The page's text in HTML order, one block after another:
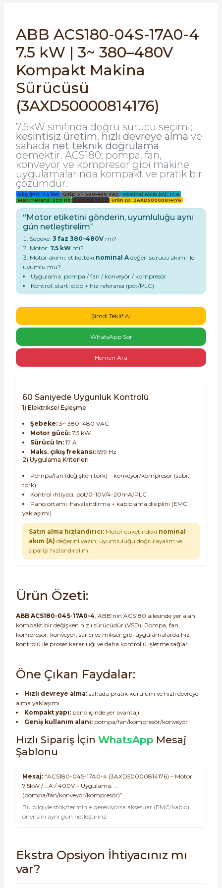
Şalterleri
Yol Vericiler
Pako Şalterler
SIMATIC TIA PORTAL HMI Yazılımları
SIMATIC Yazılım Paketleri
SIRIUS SAFETY
WinCC Unified Runtime Yazılımları
ABB ACS180-04S-17A0-4
7.5 kW | 3~ 380–480V
Kompakt Makina
Sürücüsü
(3AXD50000814176)
7.5kW sınıfında doğru sürücü seçimi;
kesintisiz üretim, hızlı devreye alma ve
sahada net teknik doğrulama
demektir. ACS180; pompa, fan,
konveyör ve kompresör gibi makine
uygulamalarında kompakt ve pratik bir
çözümdür.
Güç (Pn): 7.5 kW Giriş: 3~ 380–480 VAC
Nominal Akım (In): 17 A
Max Frekans: 599 Hz
Koruma: IP20 Ürün ID: 3AXD50000814176
“Motor etiketini gönderin, uyumluluğu aynı
gün netleştirelim”
Şebeke: 3 faz 380–480Vmi?
Motor: 7.5 kWmı?
Motor akımı: etiketteki nominal Adeğeri sürücü akımı ile
uyumlu mu?
Uygulama: pompa / fan / konveyör / kompresör
Kontrol: start-stop + hız referansı (pot/PLC)
Şimdi Teklif Al
WhatsApp Sor
Hemen Ara
60 Saniyede Uygunluk Kontrolü
1) Elektriksel Eşleşme
Şebeke: 3~ 380–480 VAC
Motor gücü: 7.5 kW
Sürücü In: 17 A
Maks. çıkış frekansı: 599 Hz
2) Uygulama Kriterleri
Pompa/fan (değişken tork) – konveyör/kompresör (sabit
tork)
Kontrol ihtiyacı: pot/0-10V/4-20mA/PLC
Pano ortamı: havalandırma + kablolama disiplini (EMC
yaklaşımı)
Satın alma hızlandırıcı: Motor etiketindeki nominal
akım (A) değerini yazın; uyumluluğu doğrulayalım ve
siparişi hızlandıralım.
Ürün Özeti:
ABB ACS180-04S-17A0-4, ABB’nin ACS180 ailesinde yer alan
kompakt bir değişken hızlı sürücüdür (VSD). Pompa, fan,
kompresör, konveyör, sarıcı ve mikser gibi uygulamalarda hız
kontrolü ile proses kararlılığı ve daha kontrollü işletme sağlar.
Öne Çıkan Faydalar:
Hızlı devreye alma:sahada pratik kurulum ve hızlı devreye
alma yaklaşımı
Kompakt yapı:pano içinde yer avantajı
Geniş kullanım alanı:pompa/fan/kompresör/konveyör
Hızlı Sipariş İçin WhatsApp Mesaj
Şablonu
Mesaj:“ACS180-04S-17A0-4 (3AXD50000814176) – Motor:
7.5kW / …A / 400V – Uygulama: …
(pompa/fan/konveyör/kompresör)”
Bu bilgiyle stok/termin + gerekiyorsa aksesuar (EMC/kablo)
önerisini aynı gün netleştiririz.
Ekstra Opsiyon İhtiyacınız mı
var?